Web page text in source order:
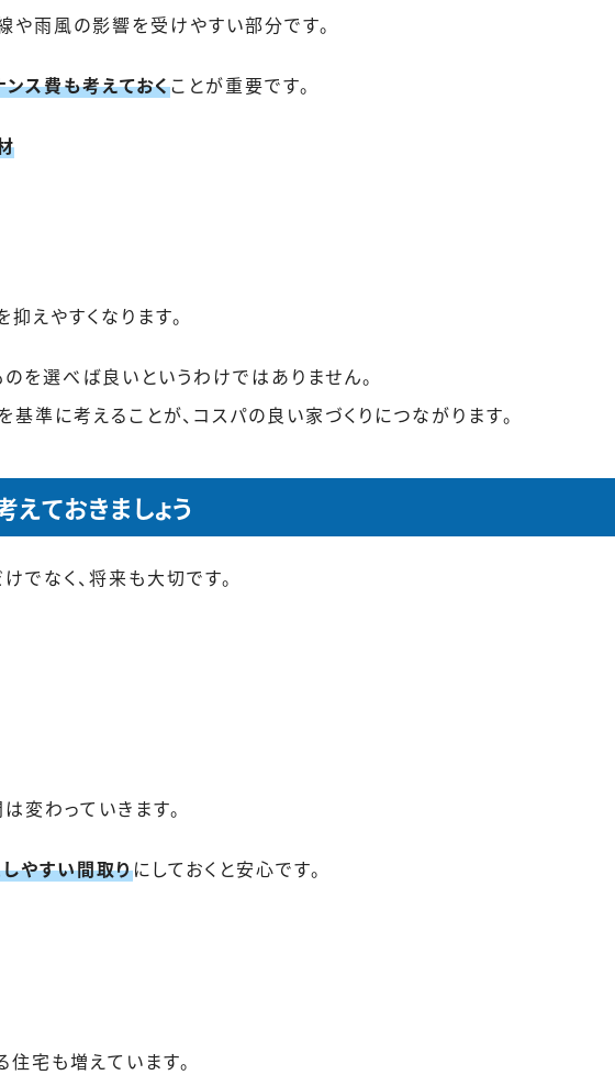
や雨風の影響を受けやすい部分です。
ス費も考えておくことが重要です。
えやすくなります。
を選べば良いというわけではありません。
を基準に考えることが、コスパの良い家づくりにつながります。
ておきましょう
でなく、将来も大切です。
変わっていきます。
やすい間取りにしておくと安心です。
宅も増えています。